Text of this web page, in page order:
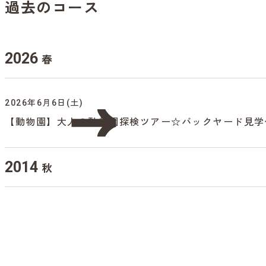
過去のコース
2026 春
2026年6月6日(土)
【動物園】大人の動物園探検ツアー☆バックヤード見
2014 秋